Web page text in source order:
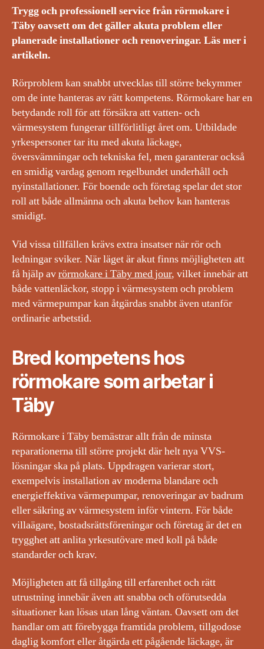
Trygg och professionell service från rörmokare i
Täby oavsett om det gäller akuta problem eller
planerade installationer och renoveringar. Läs mer i
artikeln.
Rörproblem kan snabbt utvecklas till större bekymmer
om de inte hanteras av rätt kompetens. Rörmokare har en
betydande roll för att försäkra att vatten- och
värmesystem fungerar tillförlitligt året om. Utbildade
yrkespersoner tar itu med akuta läckage,
översvämningar och tekniska fel, men garanterar också
en smidig vardag genom regelbundet underhåll och
nyinstallationer. För boende och företag spelar det stor
roll att både allmänna och akuta behov kan hanteras
smidigt.
Vid vissa tillfällen krävs extra insatser när rör och
ledningar sviker. När läget är akut finns möjligheten att
få hjälp avrörmokare i Täby med jour, vilket innebär att
både vattenläckor, stopp i värmesystem och problem
med värmepumpar kan åtgärdas snabbt även utanför
ordinarie arbetstid.
Bred kompetens hos
rörmokare som arbetar i
Täby
Rörmokare i Täby bemästrar allt från de minsta
reparationerna till större projekt där helt nya VVS-
lösningar ska på plats. Uppdragen varierar stort,
exempelvis installation av moderna blandare och
energieffektiva värmepumpar, renoveringar av badrum
eller säkring av värmesystem inför vintern. För både
villaägare, bostadsrättsföreningar och företag är det en
trygghet att anlita yrkesutövare med koll på både
standarder och krav.
Möjligheten att få tillgång till erfarenhet och rätt
utrustning innebär även att snabba och oförutsedda
situationer kan lösas utan lång väntan. Oavsett om det
handlar om att förebygga framtida problem, tillgodose
daglig komfort eller åtgärda ett pågående läckage, är